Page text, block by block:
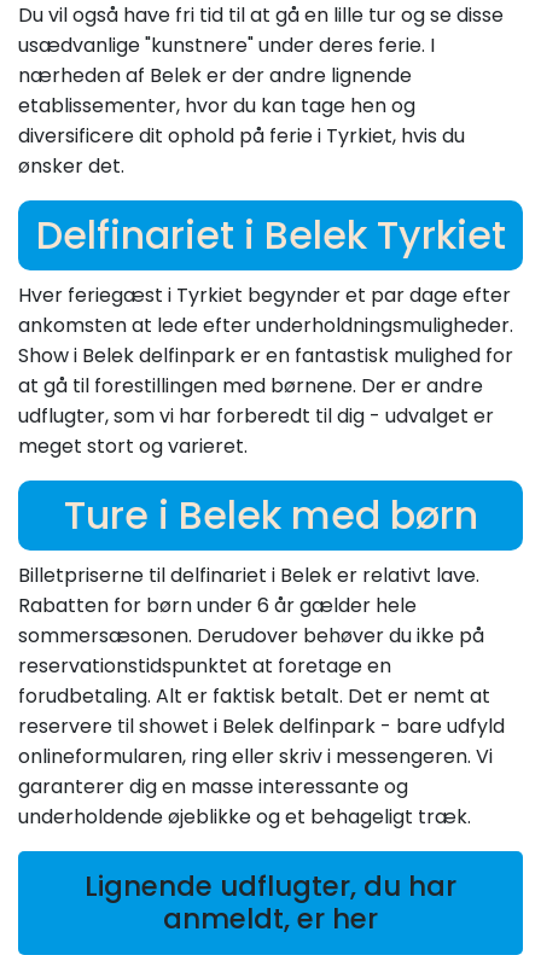
Du vil også have fri tid til at gå en lille tur og se disse
usædvanlige "kunstnere" under deres ferie. I
nærheden af Belek er der andre lignende
etablissementer, hvor du kan tage hen og
diversificere dit ophold på ferie i Tyrkiet, hvis du
ønsker det.
Delfinariet i Belek Tyrkiet
Hver feriegæst i Tyrkiet begynder et par dage efter
ankomsten at lede efter underholdningsmuligheder.
Show i Belek delfinpark er en fantastisk mulighed for
at gå til forestillingen med børnene. Der er andre
udflugter, som vi har forberedt til dig - udvalget er
meget stort og varieret.
Ture i Belek med børn
Billetpriserne til delfinariet i Belek er relativt lave.
Rabatten for børn under 6 år gælder hele
sommersæsonen. Derudover behøver du ikke på
reservationstidspunktet at foretage en
forudbetaling. Alt er faktisk betalt. Det er nemt at
reservere til showet i Belek delfinpark - bare udfyld
onlineformularen, ring eller skriv i messengeren. Vi
garanterer dig en masse interessante og
underholdende øjeblikke og et behageligt træk.
Lignende udflugter, du har
anmeldt, er her